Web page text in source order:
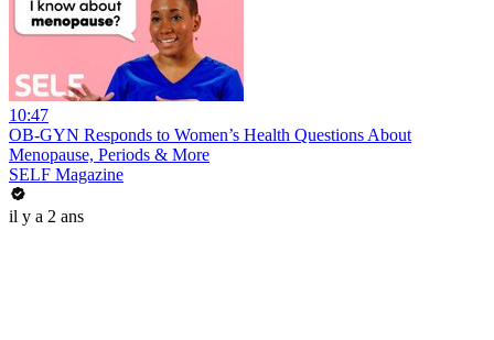
10:47
OB-GYN Responds to Women’s Health Questions About
Menopause, Periods & More
SELF Magazine
il y a 2 ans